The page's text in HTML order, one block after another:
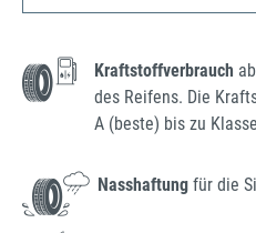
Kraftstoffverbrauch
des Reifens. Die
A (beste) bis zu
Nasshaftung für die